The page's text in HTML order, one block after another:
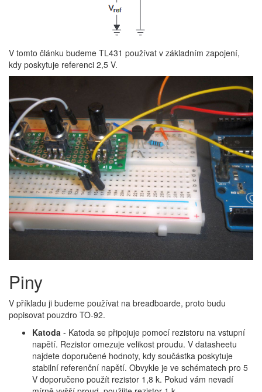
V tomto článku budeme TL431 používat v základním zapojení,
kdy poskytuje referenci 2,5 V.
Piny
V příkladu ji budeme používat na breadboarde, proto budu
popisovat pouzdro TO-92.
Katoda - Katoda se připojuje pomocí rezistoru na vstupní
napětí. Rezistor omezuje velikost proudu. V datasheetu
najdete doporučené hodnoty, kdy součástka poskytuje
stabilní referenční napětí. Obvykle je ve schématech pro 5
V doporučeno použít rezistor 1,8 k. Pokud vám nevadí